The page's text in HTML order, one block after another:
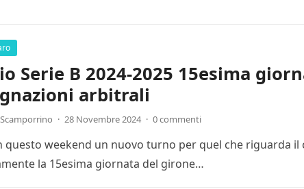
Serie B 2024-2025 15esima
arbitrali
· 28 Novembre 2024 · 0 commenti
questo weekend un nuovo turno per quel che riguarda il
la 15esima giornata del girone…